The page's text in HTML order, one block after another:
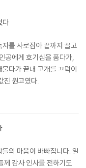
다
를 사로잡아 끝까지 끌고
공에게 호기심을 품다가,
다가 끝내 고개를 끄덕이
진 원고였다.
의 마음이 바빠집니다. 일
께 감사 인사를 전하기도